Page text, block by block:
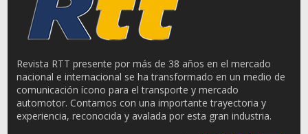
Revista RTT presente por más de 38 años en el mercado
nacional e internacional se ha transformado en un medio de
comunicación ícono para el transporte y mercado
automotor. Contamos con una importante trayectoria y
experiencia, reconocida y avalada por esta gran industria.